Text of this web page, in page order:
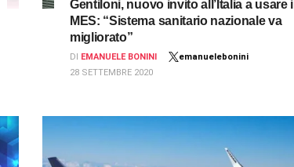
Gentiloni, nuovo invito all’Italia a usare il
MES: “Sistema sanitario nazionale va
migliorato”
DI EMANUELE BONINI
emanuelebonini
28 SETTEMBRE 2020